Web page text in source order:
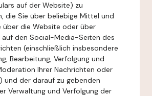
auf der Website) zu
die Sie über beliebige Mittel und
über die Website oder über
den Social-Media-Seiten des
(einschließlich insbesondere
Bearbeitung, Verfolgung und
Ihrer Nachrichten oder
und der darauf zu gebenden
Verwaltung und Verfolgung der